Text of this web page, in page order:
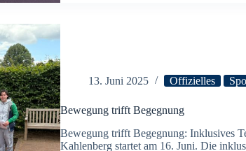
13. Juni 2025 Offizielles
Bewegung trifft Begegnung
Bewegung trifft Begegnung: Inklusives
Kahlenberg startet am 16. Juni. Die